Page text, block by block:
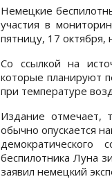
Немецкие
участия в
пятницу, 17 октября,
Со ссылкой на
которые планируют
при температуре
Издание отмечает,
обычно опускается
беспилотника Луна
заявил немецкий